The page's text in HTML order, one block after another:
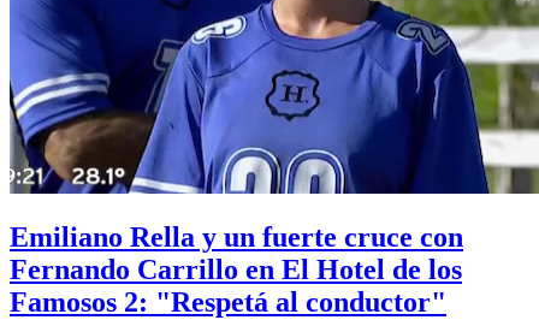
Emiliano Rella y un fuerte cruce con
Fernando Carrillo en El Hotel de los
Famosos 2: "Respetá al conductor"